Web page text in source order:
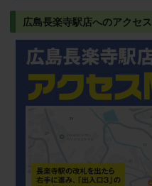
広島長楽寺駅店へのアクセス